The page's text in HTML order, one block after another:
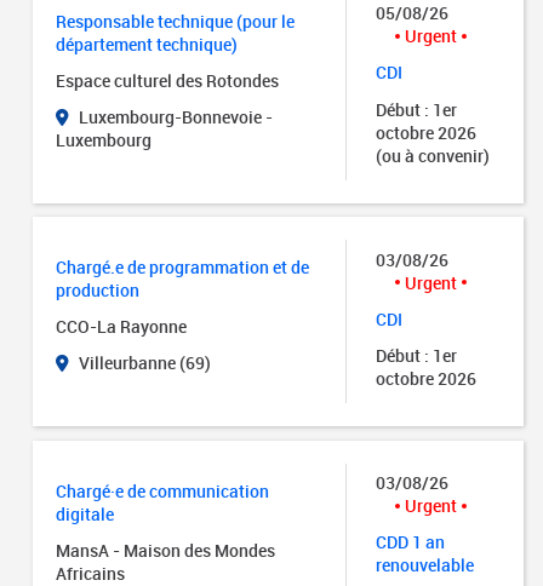
Responsable technique (pour le
département technique)
Espace culturel des Rotondes
Luxembourg-Bonnevoie -
Luxembourg
05/08/26
Urgent
CDI
Début : 1er
octobre 2026
(ou à convenir)
Chargé.e de programmation et de
production
CCO-La Rayonne
Villeurbanne (69)
03/08/26
Urgent
CDI
Début : 1er
octobre 2026
Chargé·e de communication
digitale
MansA - Maison des Mondes
Africains
03/08/26
Urgent
CDD 1 an
renouvelable